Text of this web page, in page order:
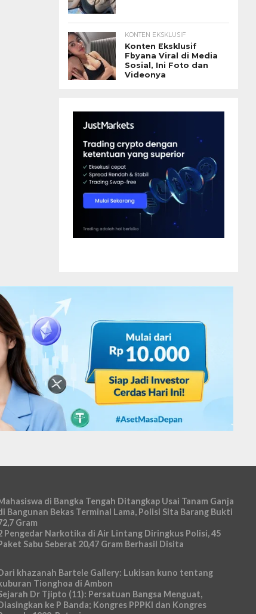
KONTEN EKSKLUSIF
Konten Eksklusif
Fbyana Viral di Media
Sosial, Ini Foto dan
Videonya
di Bangka Tengah Ditangkap Usai Tanam Ganja
Bangunan Bekas Terminal Lama, Polisi Sita Barang Bukti
Gram
Pengedar Narkotika di Air Lintang Diringkus Polisi, 45
Sabu Seberat 20,47 Gram Berhasil Disita
khazanah Bartele Gallery: Lukisan kuno tentang
Tionghoa di Ambon
Dr Tjipto (11): Persatuan Bangsa Menguat,
ke P Banda; Kongres PPPKI dan Kongres